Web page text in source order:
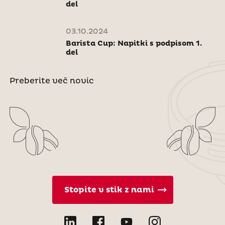
del
03.10.2024
Barista Cup: Napitki s podpisom 1.
del
Preberite več novic
Stopite v stik z nami